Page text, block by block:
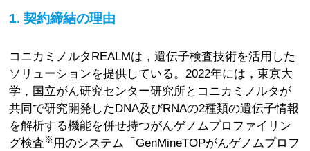
1. 契約締結の理由
コニカミノルタREALMは，遺伝子検査技術を活用した
ソリューションを提供している。2022年には，東京大
学，国立がん研究センター研究所とコニカミノルタが
共同で研究開発したDNA及びRNAの2種類の遺伝子情報
を解析する機能を併せ持つがんゲノムプロファイリン
グ検査 ※ 用のシステム「GenMineTOPがんゲノムプロフ